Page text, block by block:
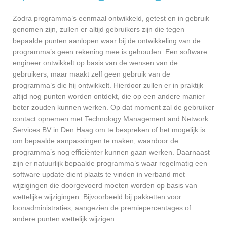
Zodra programma’s eenmaal ontwikkeld, getest en in gebruik
genomen zijn, zullen er altijd gebruikers zijn die tegen
bepaalde punten aanlopen waar bij de ontwikkeling van de
programma’s geen rekening mee is gehouden. Een software
engineer ontwikkelt op basis van de wensen van de
gebruikers, maar maakt zelf geen gebruik van de
programma’s die hij ontwikkelt. Hierdoor zullen er in praktijk
altijd nog punten worden ontdekt, die op een andere manier
beter zouden kunnen werken. Op dat moment zal de gebruiker
contact opnemen met Technology Management and Network
Services BV in Den Haag om te bespreken of het mogelijk is
om bepaalde aanpassingen te maken, waardoor de
programma’s nog efficiënter kunnen gaan werken. Daarnaast
zijn er natuurlijk bepaalde programma’s waar regelmatig een
software update dient plaats te vinden in verband met
wijzigingen die doorgevoerd moeten worden op basis van
wettelijke wijzigingen. Bijvoorbeeld bij pakketten voor
loonadministraties, aangezien de premiepercentages of
andere punten wettelijk wijzigen.